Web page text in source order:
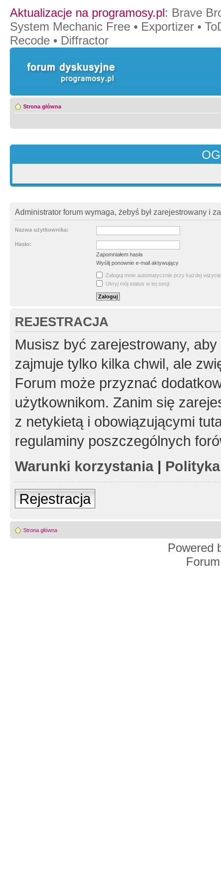
Aktualizacje na programosy.pl: Brave
System Mechanic Free • Exportizer •
Recode • Diffractor
Strona główna
Administrator forum wymaga, żebyś był zarejestrowany i
Nazwa użytkownika:
Hasło:
Zapomniałem hasła
Wyślij ponownie e-mail aktywujący
Zaloguj mnie automatycznie przy każdej wizycie
Ukryj mój status w tej sesji
REJESTRACJA
Musisz być zarejestrowany,
zajmuje tylko kilka chwil, ale
Forum może przyznać
użytkownikom. Zanim się
z netykietą i obowiązującymi
regulaminy poszczególnych
Warunki korzystania|
Rejestracja
Strona główna
Powered